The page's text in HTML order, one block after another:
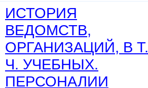
ИСТОРИЯ
ВЕДОМСТВ,
ОРГАНИЗАЦИЙ, В Т.
Ч. УЧЕБНЫХ.
ПЕРСОНАЛИИ